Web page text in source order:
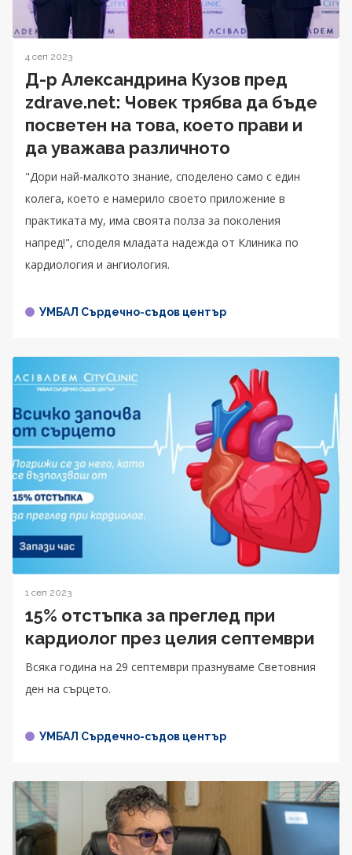
4 сеп 2023
Д-р Александрина Кузов пред
zdrave.net: Човек трябва да бъде
посветен на това, което прави и
да уважава различното
"Дори най-малкото знание, споделено само с един
колега, което е намерило своето приложение в
практиката му, има своята полза за поколения
напред!", споделя младата надежда от Клиника по
кардиология и ангиология.
УМБАЛ Сърдечно-съдов център
1 сеп 2023
15% отстъпка за преглед при
кардиолог през целия септември
Всяка година на 29 септември празнуваме Световния
ден на сърцето.
УМБАЛ Сърдечно-съдов център